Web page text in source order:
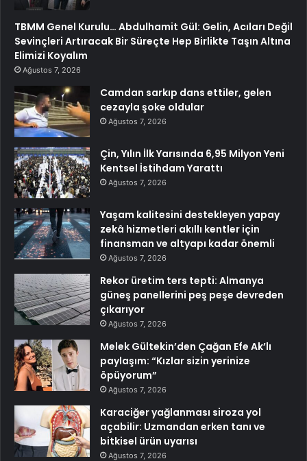
TBMM Genel Kurulu… Abdulhamit Gül: Gelin, Acıları Değil
Sevinçleri Artıracak Bir Süreçte Hep Birlikte Taşın Altına
Elimizi Koyalım
Ağustos 7, 2026
Camdan sarkıp dans ettiler, gelen
cezayla şoke oldular
Ağustos 7, 2026
Çin, Yılın İlk Yarısında 6,95 Milyon Yeni
Kentsel İstihdam Yarattı
Ağustos 7, 2026
Yaşam kalitesini destekleyen yapay
zekâ hizmetleri akıllı kentler için
finansman ve altyapı kadar önemli
Ağustos 7, 2026
Rekor üretim ters tepti: Almanya
güneş panellerini peş peşe devreden
çıkarıyor
Ağustos 7, 2026
Melek Gültekin’den Çağan Efe Ak’lı
paylaşım: “Kızlar sizin yerinize
öpüyorum”
Ağustos 7, 2026
Karaciğer yağlanması siroza yol
açabilir: Uzmandan erken tanı ve
bitkisel ürün uyarısı
Ağustos 7, 2026